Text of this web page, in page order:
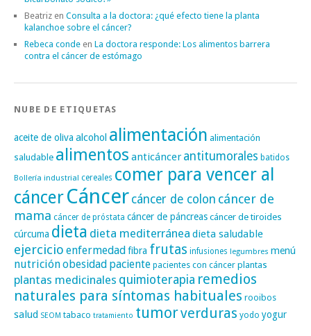
Beatriz en Consulta a la doctora: ¿qué efecto tiene la planta
kalanchoe sobre el cáncer?
Rebeca conde en La doctora responde: Los alimentos barrera
contra el cáncer de estómago
NUBE DE ETIQUETAS
aceite de oliva alcohol alimentación alimentación
saludable alimentos anticáncer antitumorales batidos
Bollería industrial cereales comer para vencer al
cáncerCáncer cáncer de colon cáncer de
mama cáncer de próstata cáncer de páncreascáncer de tiroides
cúrcuma dieta dieta mediterránea dieta saludable
ejercicio enfermedadfibra frutas infusiones legumbres menú
nutriciónobesidad paciente pacientes con cáncer plantas
plantas medicinales quimioterapia remedios
naturales para síntomas habituales rooibos
salud SEOM tabaco tratamiento tumorverduras yodo yogur